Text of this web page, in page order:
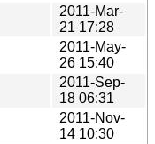
2011-Mar-
21 17:28
2011-May-
26 15:40
2011-Sep-
18 06:31
2011-Nov-
14 10:30